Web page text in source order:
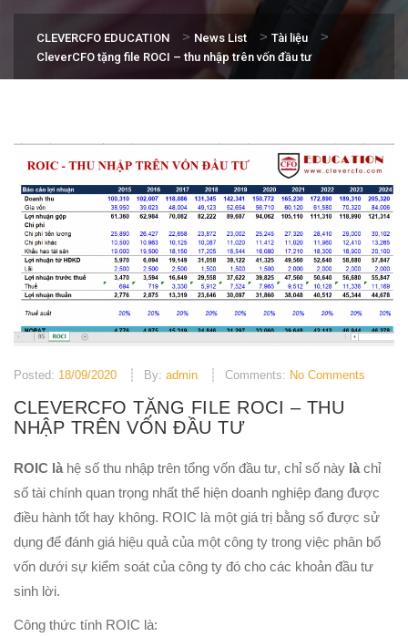
CLEVERCFO EDUCATION > News List > Tài liệu >
CleverCFO tặng file ROCI – thu nhập trên vốn đầu tư
Posted: 18/09/2020 By: admin Comments: No Comments
CLEVERCFO TẶNG FILE ROCI – THU
NHẬP TRÊN VỐN ĐẦU TƯ
ROIC là hệ số thu nhập trên tổng vốn đầu tư, chỉ số này là chỉ
số tài chính quan trọng nhất thể hiện doanh nghiệp đang được
điều hành tốt hay không. ROIC là một giá trị bằng số được sử
dụng để đánh giá hiệu quả của một công ty trong việc phân bổ
vốn dưới sự kiểm soát của công ty đó cho các khoản đầu tư
sinh lời.
Công thức tính ROIC là: